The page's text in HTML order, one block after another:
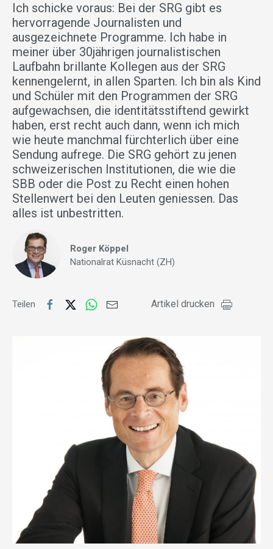
Ich schicke voraus: Bei der SRG gibt es
hervorragende Journalisten und
ausgezeichnete Programme. Ich habe in
meiner über 30jährigen journalistischen
Laufbahn brillante Kollegen aus der SRG
kennengelernt, in allen Sparten. Ich bin als Kind
und Schüler mit den Programmen der SRG
aufgewachsen, die identitätsstiftend gewirkt
haben, erst recht auch dann, wenn ich mich
wie heute manchmal fürchterlich über eine
Sendung aufrege. Die SRG gehört zu jenen
schweizerischen Institutionen, die wie die
SBB oder die Post zu Recht einen hohen
Stellenwert bei den Leuten geniessen. Das
alles ist unbestritten.
Roger Köppel
Nationalrat Küsnacht (ZH)
Teilen Artikel drucken